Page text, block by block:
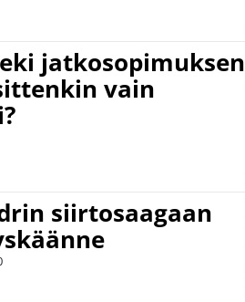
jatkosopimuksen
vain
siirtosaagaan